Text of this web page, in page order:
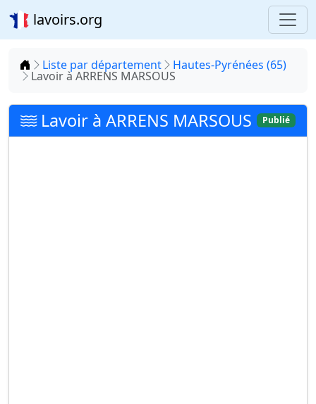
lavoirs.org
Accueil
Liste par département Hautes-Pyrénées (65)
Lavoir à ARRENS MARSOUS
Lavoir à ARRENS MARSOUS Publié